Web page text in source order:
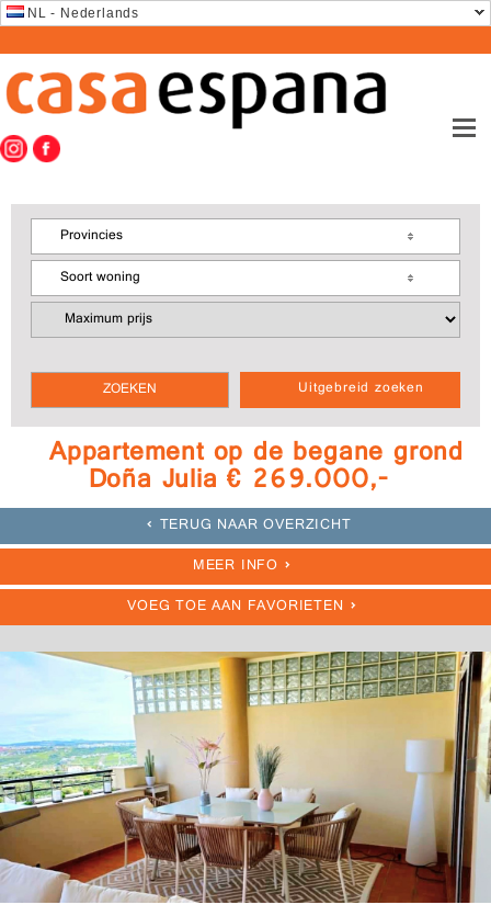
NL - Nederlands
Uitgebreid zoeken
Provincies
Soort woning
Appartement op de begane grond
Doña Julia € 269.000,-
TERUG NAAR OVERZICHT
MEER INFO
VOEG TOE AAN FAVORIETEN